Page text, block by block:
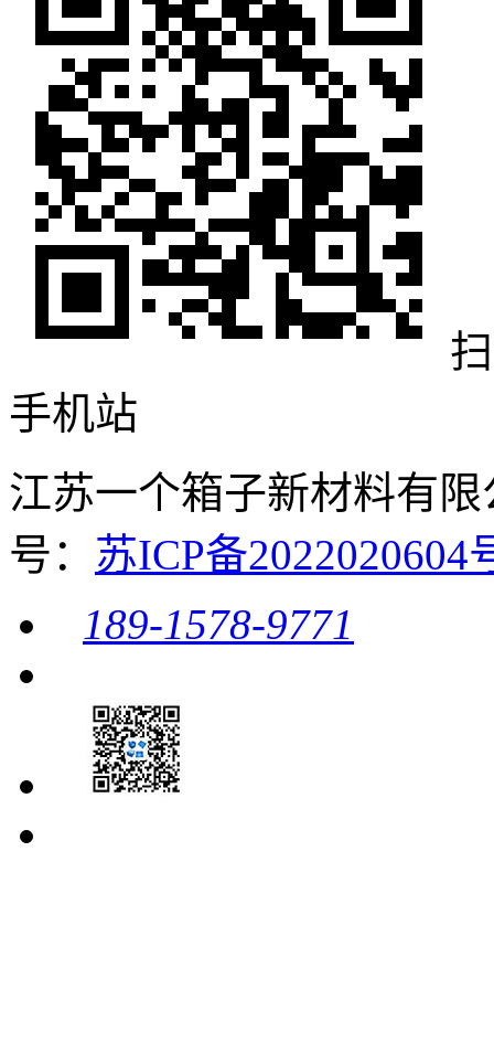
手机站
江苏一个箱子新材料有
号： 苏ICP备2022020604
189-1578-9771